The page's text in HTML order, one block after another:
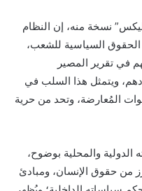
نسخة منه، إن النظام
السياسية للشعب،
في تقرير المصير
ويتمثل هذا السلب في
المُعارضة، وتحد من حرية
الدولية والمحلية بوضوح،
من حقوق الإنسان، ومبادئ